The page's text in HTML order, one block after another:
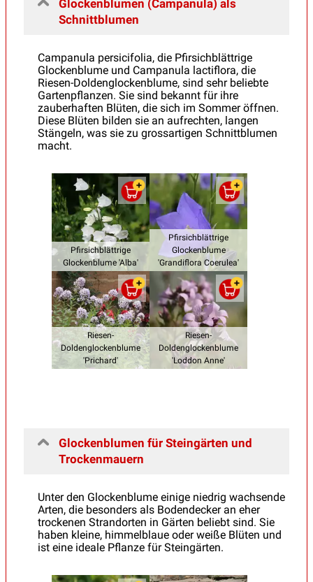
Glockenblumen (Campanula) als
Schnittblumen
Campanula persicifolia, die Pfirsichblättrige
Glockenblume und Campanula lactiflora, die
Riesen-Doldenglockenblume, sind sehr beliebte
Gartenpflanzen. Sie sind bekannt für ihre
zauberhaften Blüten, die sich im Sommer öffnen.
Diese Blüten bilden sie an aufrechten, langen
Stängeln, was sie zu grossartigen Schnittblumen
macht.
Pfirsichblättrige
Glockenblume 'Alba'
Pfirsichblättrige
Glockenblume
'Grandiflora Coerulea'
Riesen-
Doldenglockenblume
'Prichard'
Riesen-
Doldenglockenblume
'Loddon Anne'
Glockenblumen für Steingärten und
Trockenmauern
Unter den Glockenblume einige niedrig wachsende
Arten, die besonders als Bodendecker an eher
trockenen Strandorten in Gärten beliebt sind. Sie
haben kleine, himmelblaue oder weiße Blüten und
ist eine ideale Pflanze für Steingärten.